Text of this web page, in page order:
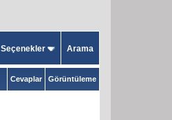
Seçenekler Arama
Cevaplar Görüntüleme